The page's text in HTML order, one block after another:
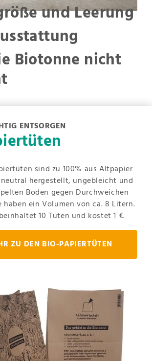
und Leerung
Biotonne nicht
ENTSORGEN
sind zu 100% aus Altpapier
hergestellt, ungebleicht und
Boden gegen Durchweichen
haben ein Volumen von ca. 8 Litern.
10 Tüten und kostet 1 €.
ZU DEN BIO-PAPIERTÜTEN